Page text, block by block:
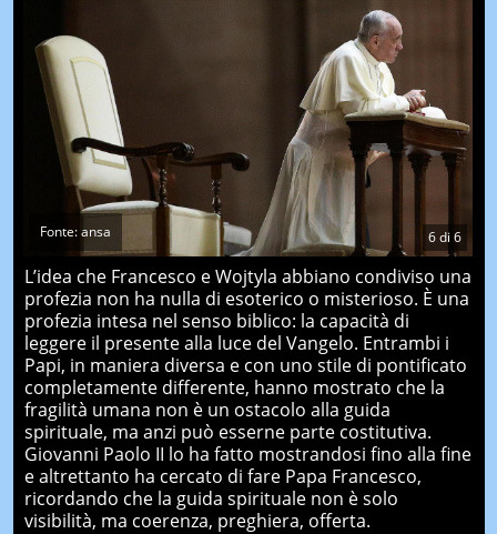
6di 6
Fonte: ansa
L’idea che Francesco e Wojtyla abbiano condiviso una
profezia non ha nulla di esoterico o misterioso. È una
profezia intesa nel senso biblico: la capacità di
leggere il presente alla luce del Vangelo. Entrambi i
Papi, in maniera diversa e con uno stile di pontificato
completamente differente, hanno mostrato che la
fragilità umana non è un ostacolo alla guida
spirituale, ma anzi può esserne parte costitutiva.
Giovanni Paolo II lo ha fatto mostrandosi fino alla fine
e altrettanto ha cercato di fare Papa Francesco,
ricordando che la guida spirituale non è solo
visibilità, ma coerenza, preghiera, offerta.